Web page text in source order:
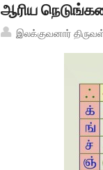
ஆரிய
இலக்குவனார்